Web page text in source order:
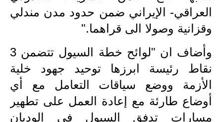
دروس
المرحلة المتوسطة
المرحلة الاعدادية
مواضيع انشاء
العراقي- الإيراني ضمن حدود مدن مندلي
وقزانية وصولا الى قراهما".
وأضاف ان "لوائح خطة السيول تتضمن 3
نقاط رئيسة ابرزها توحيد جهود خلية
الأزمة ووضع سياقات التعامل مع أي
أوضاع طارئة مع إعادة العمل على تطهير
مسارات تدفق السيول في الوديان